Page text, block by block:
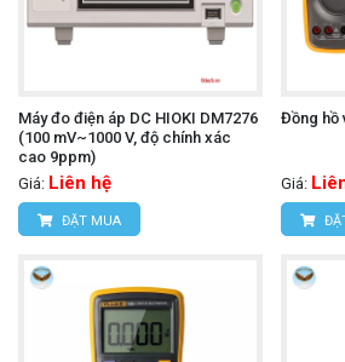
Máy đo điện áp DC HIOKI DM7276
(100 mV~1000 V, độ chính xác
cao 9ppm)
Giá: Liên hệ
ĐẶT MUA
Đồng hồ
Giá: